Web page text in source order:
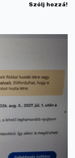
Szólj hozzá!